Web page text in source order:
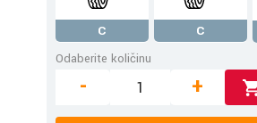
C C
Odaberite količinu
- +